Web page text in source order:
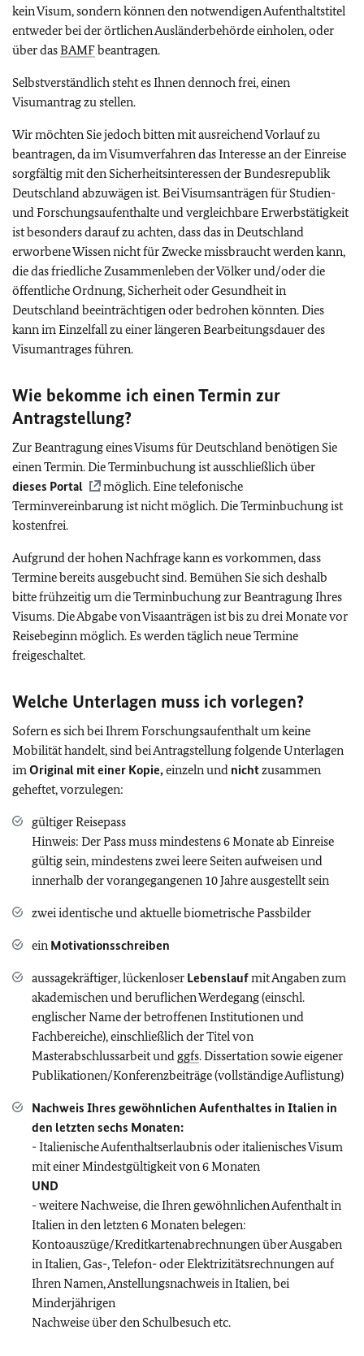
kein Visum, sondern können den notwendigen Aufenthaltstitel
entweder bei der örtlichen Ausländerbehörde einholen, oder
über dasBAMFbeantragen.
Selbstverständlich steht es Ihnen dennoch frei, einen
Visumantrag zu stellen.
Wir möchten Sie jedoch bitten mit ausreichend Vorlauf zu
beantragen, da im Visumverfahren das Interesse an der Einreise
sorgfältig mit den Sicherheitsinteressen der Bundesrepublik
Deutschland abzuwägen ist. Bei Visumsanträgen für Studien-
und Forschungsaufenthalte und vergleichbare Erwerbstätigkeit
ist besonders darauf zu achten, dass das in Deutschland
erworbene Wissen nicht für Zwecke missbraucht werden kann,
die das friedliche Zusammenleben der Völker und/oder die
öffentliche Ordnung, Sicherheit oder Gesundheit in
Deutschland beeinträchtigen oder bedrohen könnten. Dies
kann im Einzelfall zu einer längeren Bearbeitungsdauer des
Visumantrages führen.
Wie bekomme ich einen Termin zur
Antragstellung?
Zur Beantragung eines Visums für Deutschland benötigen Sie
einen Termin. Die Terminbuchung ist ausschließlich über
dieses Portal
möglich. Eine telefonische
Terminvereinbarung ist nicht möglich. Die Terminbuchung ist
kostenfrei.
Aufgrund der hohen Nachfrage kann es vorkommen, dass
Termine bereits ausgebucht sind. Bemühen Sie sich deshalb
bitte frühzeitig um die Terminbuchung zur Beantragung Ihres
Visums. Die Abgabe von Visaanträgen ist bis zu drei Monate vor
Reisebeginn möglich. Es werden täglich neue Termine
freigeschaltet.
Welche Unterlagen muss ich vorlegen?
Sofern es sich bei Ihrem Forschungsaufenthalt um keine
Mobilität handelt, sind bei Antragstellung folgende Unterlagen
im Original mit einer Kopie, einzeln und nichtzusammen
geheftet, vorzulegen:
gültiger Reisepass
Hinweis: Der Pass muss mindestens 6 Monate ab Einreise
gültig sein, mindestens zwei leere Seiten aufweisen und
innerhalb der vorangegangenen 10 Jahre ausgestellt sein
zwei identische und aktuelle biometrische Passbilder
ein Motivationsschreiben
aussagekräftiger, lückenloser Lebenslaufmit Angaben zum
akademischen und beruflichen Werdegang (einschl.
englischer Name der betroffenen Institutionen und
Fachbereiche), einschließlich der Titel von
Masterabschlussarbeit und ggfs.Dissertation sowie eigener
Publikationen/Konferenzbeiträge (vollständige Auflistung)
Nachweis Ihres gewöhnlichen Aufenthaltes in Italien in
den letzten sechs Monaten:
- Italienische Aufenthaltserlaubnis oder italienisches Visum
mit einer Mindestgültigkeit von 6 Monaten
UND
- weitere Nachweise, die Ihren gewöhnlichen Aufenthalt in
Italien in den letzten 6 Monaten belegen:
Kontoauszüge/Kreditkartenabrechnungen über Ausgaben
in Italien, Gas-, Telefon- oder Elektrizitätsrechnungen auf
Ihren Namen, Anstellungsnachweis in Italien, bei
Minderjährigen
Nachweise über den Schulbesuch etc.